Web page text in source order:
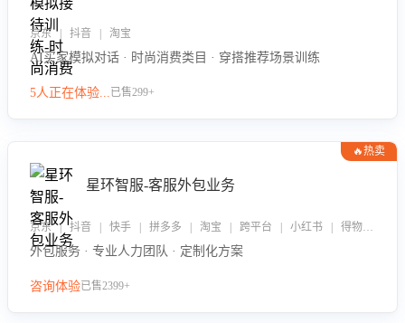
京东 | 抖音 | 淘宝
AI买家模拟对话 · 时尚消费类目 · 穿搭推荐场景训练
5人正在体验...已售299+
🔥热卖
星环智服-客服外包业务
京东 | 抖音 | 快手 | 拼多多 | 淘宝 | 跨平台 | 小红书 | 得物 | 企业微信
外包服务 · 专业人力团队 · 定制化方案
咨询体验已售2399+